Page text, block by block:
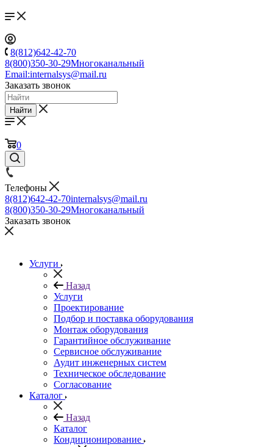
8(812)642-42-70
8(800)350-30-29Многоканальный
Email:internalsys@mail.ru
Заказать звонок
Найти
0
Телефоны
8(812)642-42-70internalsys@mail.ru
8(800)350-30-29Многоканальный
Заказать звонок
Услуги
Назад
Услуги
Проектирование
Подбор и поставка оборудования
Монтаж оборудования
Гарантийное обслуживание
Сервисное обслуживание
Аудит инженерных систем
Техническое обследование
Согласование
Каталог
Назад
Каталог
Кондиционирование